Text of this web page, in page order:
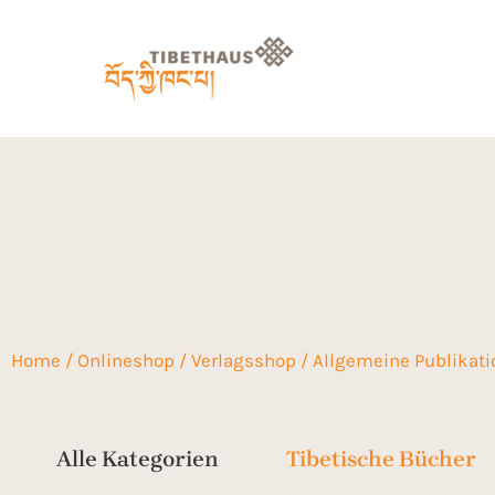
Home / Onlineshop / Verlagsshop / Allgemeine
Alle Kategorien Tibetische Bücher